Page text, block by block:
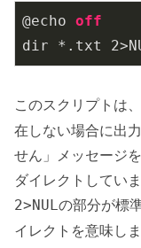
@echo off
dir *.txt 2
このスクリプトは、
在しない場合に出
せん」メッセージ
ダイレクトしていま
2>NULの部分が標
イレクトを意味しま